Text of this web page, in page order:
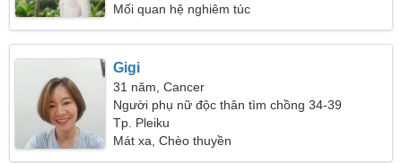
Mối quan hệ nghiêm túc
Gigi
31 năm, Cancer
Người phụ nữ độc thân tìm chồng 34-39
Tp. Pleiku
Mát xa, Chèo thuyền